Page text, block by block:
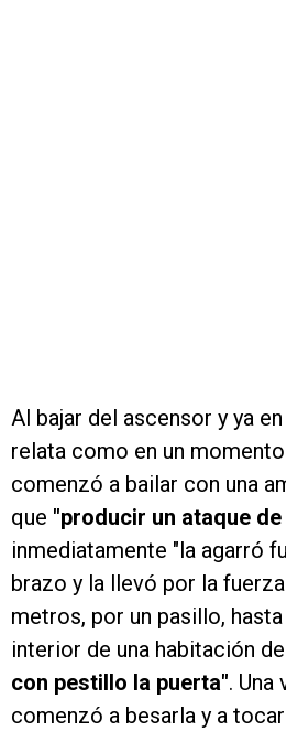
Al bajar del ascensor y ya
relata como en un
comenzó a bailar con una
que "producir un ataque
inmediatamente "la agarró
brazo y la llevó por la
metros, por un pasillo,
interior de una habitación
con pestillo la puerta". Una
comenzó a besarla y a